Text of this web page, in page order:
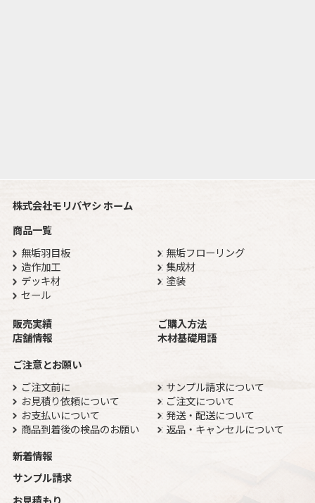
株式会社モリバヤシ ホーム
商品一覧
無垢羽目板
無垢フローリング
造作加工
集成材
デッキ材
塗装
セール
販売実績
ご購入方法
店舗情報
木材基礎用語
ご注意とお願い
ご注文前に
サンプル請求について
お見積り依頼について
ご注文について
お支払いについて
発送・配送について
商品到着後の検品のお願い
返品・キャンセルについて
新着情報
サンプル請求